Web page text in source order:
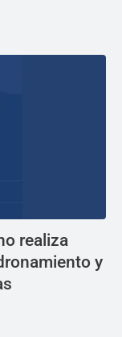
realiza
y